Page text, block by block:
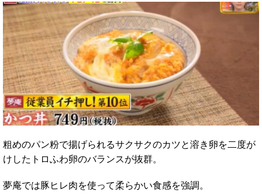
粗めのパン粉で揚げられるサクサクのカツと溶き卵を二度が
けしたトロふわ卵のバランスが抜群。
夢庵では豚ヒレ肉を使って柔らかい食感を強調。